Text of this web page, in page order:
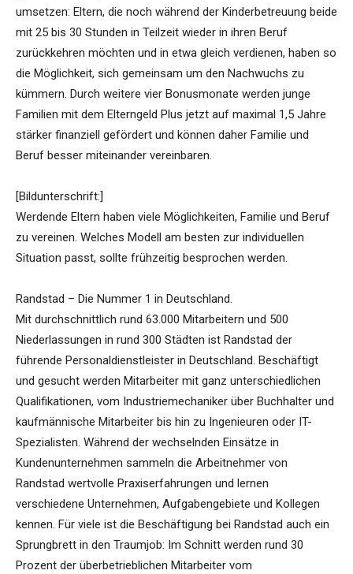
umsetzen: Eltern, die noch während der Kinderbetreuung beide
mit 25 bis 30 Stunden in Teilzeit wieder in ihren Beruf
zurückkehren möchten und in etwa gleich verdienen, haben so
die Möglichkeit, sich gemeinsam um den Nachwuchs zu
kümmern. Durch weitere vier Bonusmonate werden junge
Familien mit dem Elterngeld Plus jetzt auf maximal 1,5 Jahre
stärker finanziell gefördert und können daher Familie und
Beruf besser miteinander vereinbaren.
[Bildunterschrift:]
Werdende Eltern haben viele Möglichkeiten, Familie und Beruf
zu vereinen. Welches Modell am besten zur individuellen
Situation passt, sollte frühzeitig besprochen werden.
Randstad – Die Nummer 1 in Deutschland.
Mit durchschnittlich rund 63.000 Mitarbeitern und 500
Niederlassungen in rund 300 Städten ist Randstad der
führende Personaldienstleister in Deutschland. Beschäftigt
und gesucht werden Mitarbeiter mit ganz unterschiedlichen
Qualifikationen, vom Industriemechaniker über Buchhalter und
kaufmännische Mitarbeiter bis hin zu Ingenieuren oder IT-
Spezialisten. Während der wechselnden Einsätze in
Kundenunternehmen sammeln die Arbeitnehmer von
Randstad wertvolle Praxiserfahrungen und lernen
verschiedene Unternehmen, Aufgabengebiete und Kollegen
kennen. Für viele ist die Beschäftigung bei Randstad auch ein
Sprungbrett in den Traumjob: Im Schnitt werden rund 30
Prozent der überbetrieblichen Mitarbeiter vom